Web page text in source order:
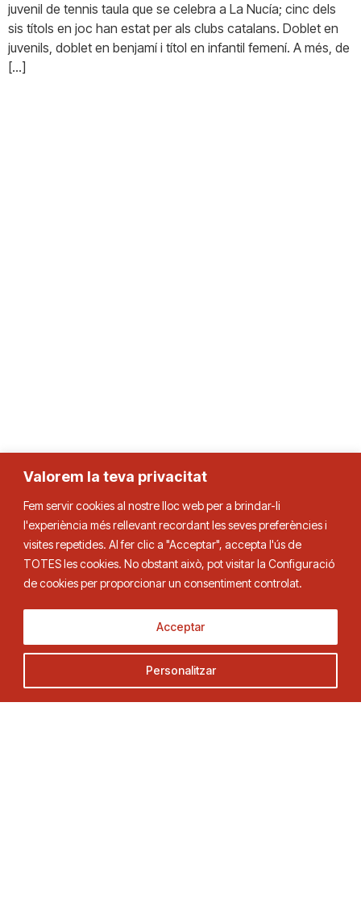
Valorem la teva privacitat
Fem servir cookies al nostre lloc web per a brindar-li
l'experiència més rellevant recordant les seves preferències i
visites repetides. Al fer clic a "Acceptar", accepta l'ús de
TOTES les cookies. No obstant això, pot visitar la Configuració
de cookies per proporcionar un consentiment controlat.
Personalitzar
Acceptar
juvenil de tennis taula que se celebra a La Nucía; cinc dels
sis títols en joc han estat per als clubs catalans. Doblet en
juvenils, doblet en benjamí i títol en infantil femení. A més, de
[…]
Federació Catalana de Tennis de Taula
C. Duquessa d’Orleans, 29,
Contacte
Tel.93 280 03 00
fctt@fctt.org